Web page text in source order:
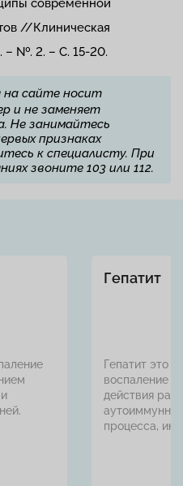
современной
//Клиническая
– №. 2. – С. 15-20.
сайте носит
и не заменяет
Не занимайтесь
признаках
к специалисту. При
звоните 103 или 112.
Гепатит
Гепатит это
воспаление
действия
процесса,